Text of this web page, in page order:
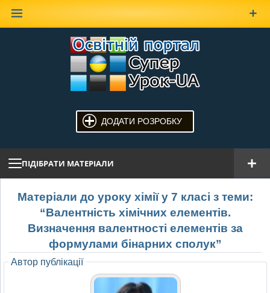
ДОДАТИ РОЗРОБКУ
ПІДІБРАТИ МАТЕРІАЛИ
Матеріали до уроку хімії у 7 класі з теми:
“Валентнiсть хiмiчних елементів.
Визначення валентності елементів за
формулами бінарних сполук”
Автор публікації